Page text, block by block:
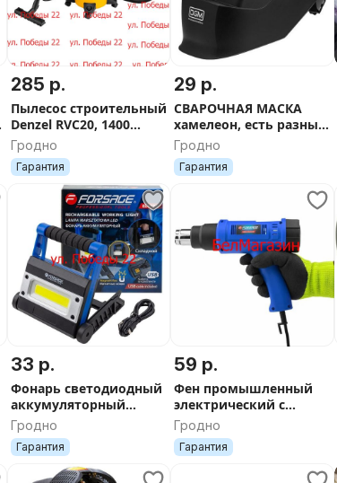
285 р.
Пылесос строительный
Denzel RVC20, 1400
Вт,20л, розетка,
очистка
Гродно
Гарантия
29 р.
СВАРОЧНАЯ МАСКА
хамелеон, есть разные
модели
Гродно
Гарантия
33 р.
Фонарь светодиодный
аккумуляторный
(2200мАч, 600Лм, 8W
COB)
Гродно
Гарантия
59 р.
Фен промышленный
электрический с
насадками 2000Вт
Forsage
Гродно
Гарантия